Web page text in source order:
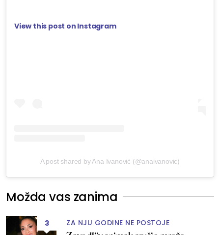
View this post on Instagram
A post shared by Ana Ivanović (@anaivanovic)
Možda vas zanima
3 ZA NJU GODINE NE POSTOJE